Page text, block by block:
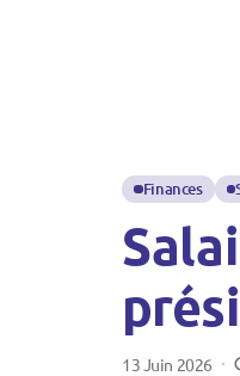
Finances
13 Juin 2026